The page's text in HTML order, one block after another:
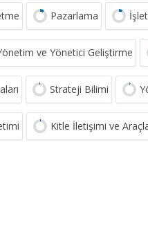
Pazarlama
ve Yönetici Geliştirme
Strateji Bilimi
Kitle İletişimi ve